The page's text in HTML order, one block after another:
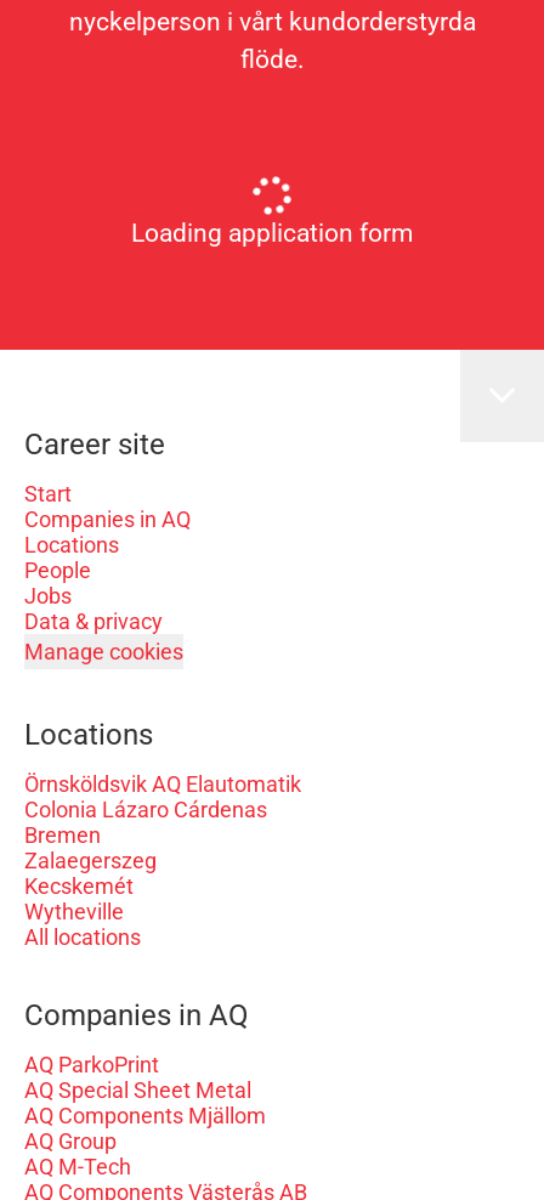
nyckelperson i vårt kundorderstyrda
flöde.
Loading application form
Career site
Start
Companies in AQ
Locations
People
Jobs
Data & privacy
Manage cookies
Locations
Örnsköldsvik AQ Elautomatik
Colonia Lázaro Cárdenas
Bremen
Zalaegerszeg
Kecskemét
Wytheville
All locations
Companies in AQ
AQ ParkoPrint
AQ Special Sheet Metal
AQ Components Mjällom
AQ Group
AQ M-Tech
AQ Components Västerås AB